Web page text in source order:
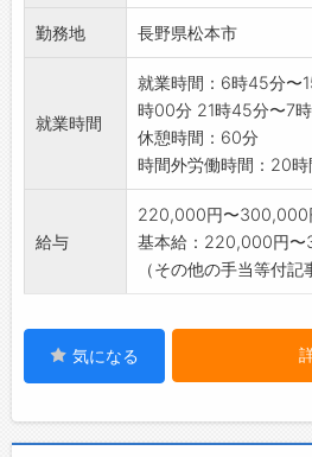
勤務地 長野県松本市
就業時間
就業時間：6時45分〜
時00分 21時45分〜7
休憩時間：60分
時間外労働時間：20時
給与
220,000円〜300,000
基本給：220,000円
（その他の手当等付記
気になる